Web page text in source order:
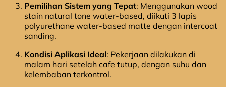
Pemilihan Sistem yang Tepat: Menggunakan wood
stain natural tone water-based, diikuti 3 lapis
polyurethane water-based matte dengan intercoat
sanding.
Kondisi Aplikasi Ideal: Pekerjaan dilakukan di
malam hari setelah cafe tutup, dengan suhu dan
kelembaban terkontrol.